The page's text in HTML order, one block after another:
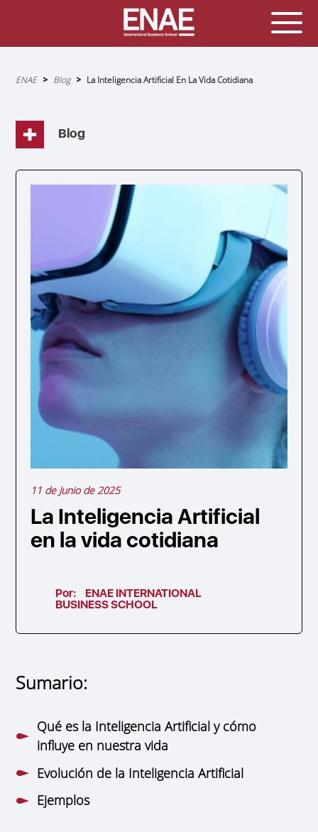
Sobrescribir
la
navegación
ENAE Blog La Inteligencia Artificial En La Vida Cotidiana
Blog
11 de Junio de 2025
La Inteligencia Artificial
en la vida cotidiana
Por:
ENAE INTERNATIONAL
BUSINESS SCHOOL
Sumario:
Qué es la Inteligencia Artificial y cómo
influye en nuestra vida
Evolución de la Inteligencia Artificial
Ejemplos